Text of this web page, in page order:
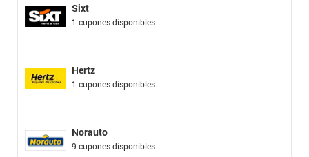
Sixt
1 cupones disponibles
Hertz
1 cupones disponibles
Norauto
9 cupones disponibles